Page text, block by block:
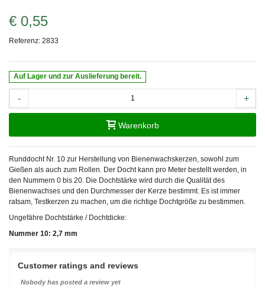
€ 0,55
Referenz: 2833
Auf Lager und zur Auslieferung bereit.
- +
Warenkorb
Runddocht Nr. 10 zur Herstellung von Bienenwachskerzen, sowohl zum
Gießen als auch zum Rollen. Der Docht kann pro Meter bestellt werden, in
den Nummern 0 bis 20. Die Dochtstärke wird durch die Qualität des
Bienenwachses und den Durchmesser der Kerze bestimmt. Es ist immer
ratsam, Testkerzen zu machen, um die richtige Dochtgröße zu bestimmen.
Ungefähre Dochtstärke / Dochtdicke:
Nummer 10: 2,7 mm
Customer ratings and reviews
Nobody has posted a review yet